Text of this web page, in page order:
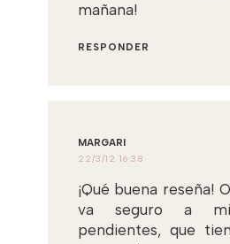
mañana!
RESPONDER
MARGARI
22/3/12 16:38
¡Qué buena reseña!
va seguro a
pendientes, que